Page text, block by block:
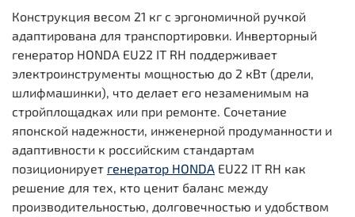
Конструкция весом 21 кг с эргономичной ручкой
адаптирована для транспортировки. Инверторный
генератор HONDA EU22 IT RH поддерживает
электроинструменты мощностью до 2 кВт (дрели,
шлифмашинки), что делает его незаменимым на
стройплощадках или при ремонте. Сочетание
японской надежности, инженерной продуманности и
адаптивности к российским стандартам
позиционирует генератор HONDA EU22 IT RH как
решение для тех, кто ценит баланс между
производительностью, долговечностью и удобством